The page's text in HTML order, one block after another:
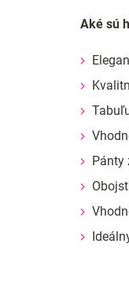
Aké sú
Pánty